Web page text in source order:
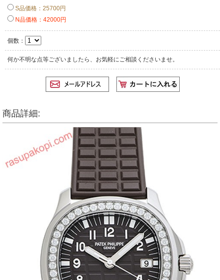
S品価格：25700円
N品価格：42000円
個数：
何か不明な点等ございましたら、お気軽にご相談くださいませ。
商品詳細: